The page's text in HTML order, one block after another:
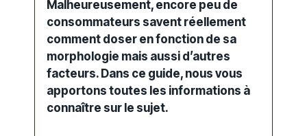
Malheureusement, encore peu de
consommateurs savent réellement
comment doser en fonction de sa
morphologie mais aussi d’autres
facteurs. Dans ce guide, nous vous
apportons toutes les informations à
connaître sur le sujet.